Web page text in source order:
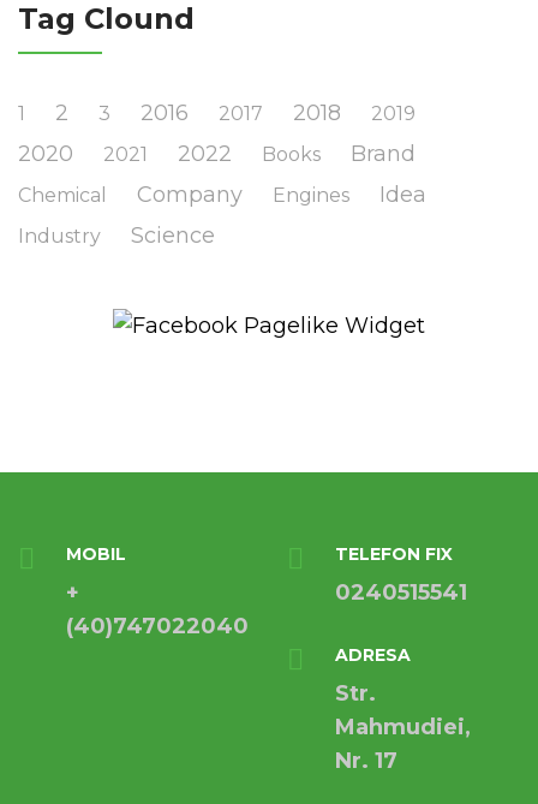
Tag Clound
1 2 3 2016 2017 2018 2019
2020 2021 2022 Books Brand
Chemical Company Engines Idea
Industry Science
MOBIL
+
(40)747022040
TELEFON FIX
0240515541
ADRESA
Str.
Mahmudiei,
Nr. 17